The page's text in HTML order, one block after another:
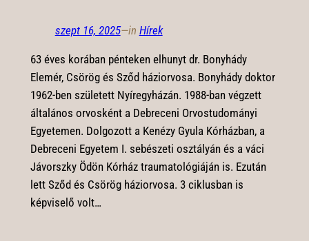
szept 16, 2025—in Hírek
63 éves korában pénteken elhunyt dr. Bonyhády
Elemér, Csörög és Sződ háziorvosa. Bonyhády doktor
1962-ben született Nyíregyházán. 1988-ban végzett
általános orvosként a Debreceni Orvostudományi
Egyetemen. Dolgozott a Kenézy Gyula Kórházban, a
Debreceni Egyetem I. sebészeti osztályán és a váci
Jávorszky Ödön Kórház traumatológiáján is. Ezután
lett Sződ és Csörög háziorvosa. 3 ciklusban is
képviselő volt…